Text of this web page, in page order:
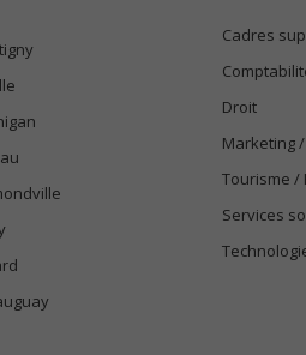
Cadres
Droit
Marketing
Tourisme /
Services